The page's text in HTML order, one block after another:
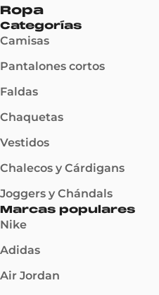
Ropa
Categorías
Camisas
Pantalones cortos
Faldas
Chaquetas
Vestidos
Chalecos y Cárdigans
Joggers y Chándals
Marcas populares
Nike
Adidas
Air Jordan